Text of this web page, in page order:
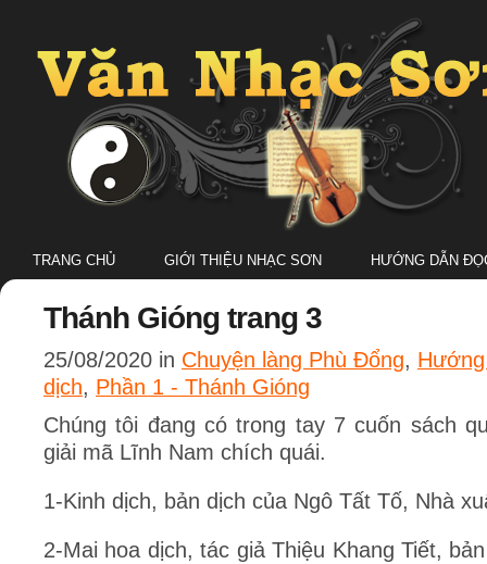
TRANG CHỦ GIỚI THIỆU NHẠC SƠN HƯỚNG DẪN
Thánh Gióng trang 3
25/08/2020 in Chuyện làng Phù Đổng,
dịch, Phần 1 - Thánh Gióng
Chúng tôi đang có trong tay 7 cuốn sách
giải mã Lĩnh Nam chích quái.
1-Kinh dịch, bản dịch của Ngô Tất Tố, Nhà
2-Mai hoa dịch, tác giả Thiệu Khang Tiết,